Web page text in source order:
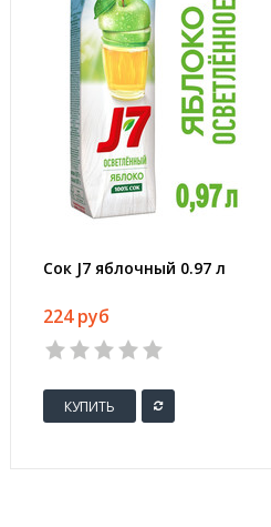
Сок J7 яблочный 0.97 л
224 руб
КУПИТЬ